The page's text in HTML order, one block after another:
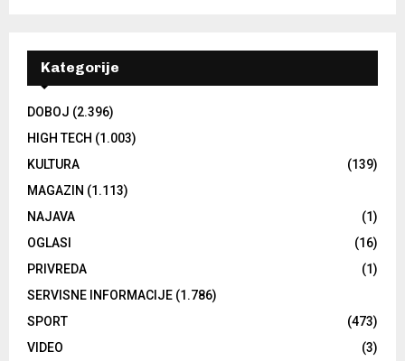
Kategorije
DOBOJ (2.396)
HIGH TECH (1.003)
KULTURA
(139)
MAGAZIN (1.113)
NAJAVA
(1)
OGLASI
(16)
PRIVREDA
(1)
SERVISNE INFORMACIJE (1.786)
SPORT
(473)
VIDEO
(3)